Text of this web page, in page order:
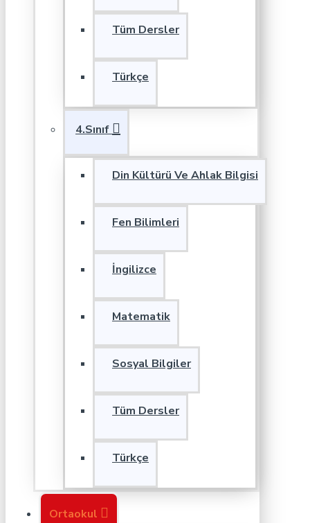
Tüm Dersler
Türkçe
4.Sınıf
Din Kültürü Ve Ahlak Bilgisi
Fen Bilimleri
İngilizce
Matematik
Sosyal Bilgiler
Tüm Dersler
Türkçe
Ortaokul